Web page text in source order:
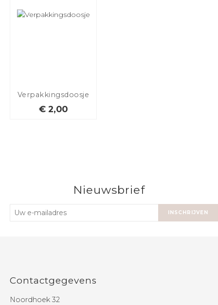
Verpakkingsdoosje
€ 2,00
Nieuwsbrief
INSCHRIJVEN
Contactgegevens
Noordhoek 32